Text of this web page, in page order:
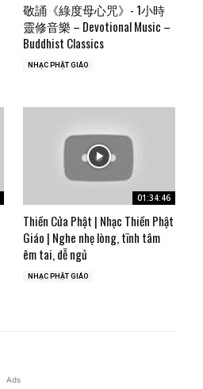
敬誦《綠度母心咒》- 1小時
靈修音樂 – Devotional Music –
Buddhist Classics
NHẠC PHẬT GIÁO
01:34:46
Thiền Cửa Phật | Nhạc Thiền Phật
Giáo | Nghe nhẹ lòng, tĩnh tâm
êm tai, dễ ngủ
NHẠC PHẬT GIÁO
Ads